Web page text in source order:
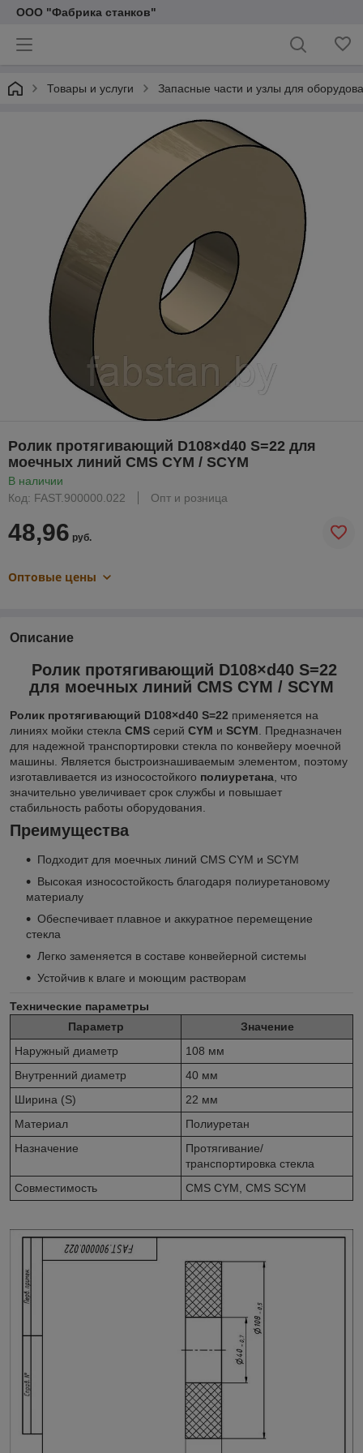
ООО "Фабрика станков"
Товары и услуги Запасные части и узлы для
Ролик протягивающий D108×d40 S=22 для
моечных линий CMS CYM / SCYM
В наличии
Код: FAST.900000.022
Опт и розница
48,96 руб.
Оптовые цены
Описание
Ролик протягивающий D108×d40 S=22
для моечных линий CMS CYM / SCYM
Ролик протягивающий D108×d40 S=22 применяется на
линиях мойки стекла CMS серий CYM и SCYM. Предназначен
для надежной транспортировки стекла по конвейеру моечной
машины. Является быстроизнашиваемым элементом, поэтому
изготавливается из износостойкого полиуретана, что
значительно увеличивает срок службы и повышает
стабильность работы оборудования.
Преимущества
Подходит для моечных линий CMS CYM и SCYM
Высокая износостойкость благодаря полиуретановому
материалу
Обеспечивает плавное и аккуратное перемещение
стекла
Легко заменяется в составе конвейерной системы
Устойчив к влаге и моющим растворам
Технические параметры
Параметр
Значение
Наружный диаметр
108 мм
Внутренний диаметр
40 мм
Ширина (S)
22 мм
Материал
Полиуретан
Назначение
Протягивание/
транспортировка стекла
Совместимость
CMS CYM, CMS SCYM